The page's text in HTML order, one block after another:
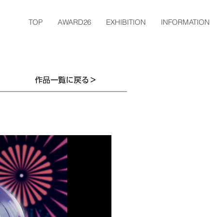
TOP AWARD26 EXHIBITION INFORMATION
作品一覧に戻る＞